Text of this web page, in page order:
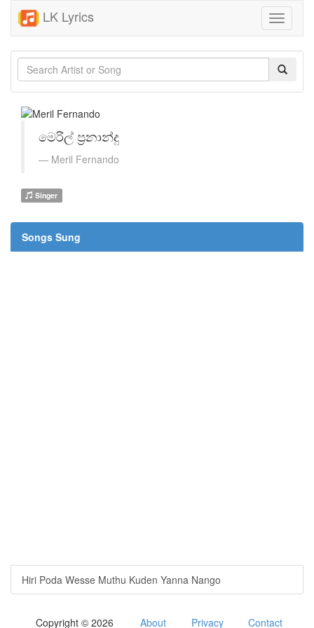
LK Lyrics
Toggle
මෙරිල් ප්‍රනාන්දු
Meril Fernando
Singer
Songs Sung
Hiri Poda Wesse Muthu Kuden Yanna Nango
Copyright © 2026 About Privacy Contact